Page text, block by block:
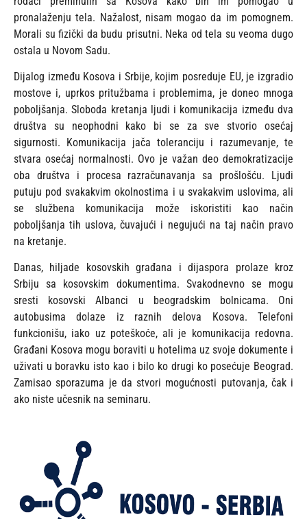
pronalaženju tela. Nažalost, nisam mogao da im pomognem.
Morali su fizički da budu prisutni. Neka od tela su veoma dugo
ostala u Novom Sadu.
Dijalog između Kosova i Srbije, kojim posreduje EU, je izgradio
mostove i, uprkos pritužbama i problemima, je doneo mnoga
poboljšanja. Sloboda kretanja ljudi i komunikacija između dva
društva su neophodni kako bi se za sve stvorio osećaj
sigurnosti. Komunikacija jača toleranciju i razumevanje, te
stvara osećaj normalnosti. Ovo je važan deo demokratizacije
oba društva i procesa razračunavanja sa prošlošću. Ljudi
putuju pod svakakvim okolnostima i u svakakvim uslovima, ali
se službena komunikacija može iskoristiti kao način
poboljšanja tih uslova, čuvajući i negujući na taj način pravo
na kretanje.
Danas, hiljade kosovskih građana i dijaspora prolaze kroz
Srbiju sa kosovskim dokumentima. Svakodnevno se mogu
sresti kosovski Albanci u beogradskim bolnicama. Oni
autobusima dolaze iz raznih delova Kosova. Telefoni
funkcionišu, iako uz poteškoće, ali je komunikacija redovna.
Građani Kosova mogu boraviti u hotelima uz svoje dokumente i
uživati u boravku isto kao i bilo ko drugi ko posećuje Beograd.
Zamisao sporazuma je da stvori mogućnosti putovanja, čak i
ako niste učesnik na seminaru.